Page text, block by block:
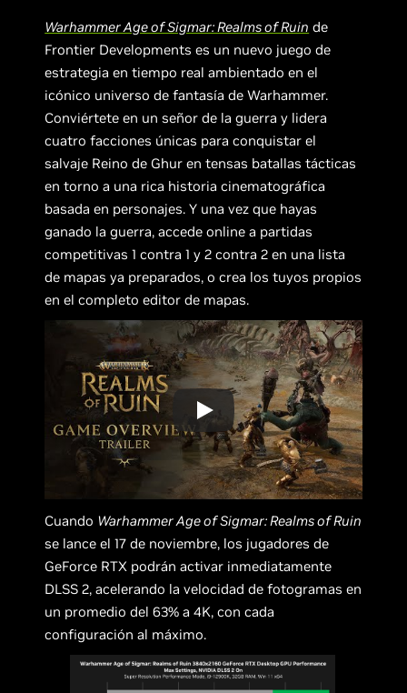
Warhammer Age of Sigmar: Realms of Ruin de
Frontier Developments es un nuevo juego de
estrategia en tiempo real ambientado en el
icónico universo de fantasía de Warhammer.
Conviértete en un señor de la guerra y lidera
cuatro facciones únicas para conquistar el
salvaje Reino de Ghur en tensas batallas tácticas
en torno a una rica historia cinematográfica
basada en personajes. Y una vez que hayas
ganado la guerra, accede online a partidas
competitivas 1 contra 1 y 2 contra 2 en una lista
de mapas ya preparados, o crea los tuyos propios
en el completo editor de mapas.
Cuando Warhammer Age of Sigmar: Realms of Ruin
se lance el 17 de noviembre, los jugadores de
GeForce RTX podrán activar inmediatamente
DLSS 2, acelerando la velocidad de fotogramas en
un promedio del 63% a 4K, con cada
configuración al máximo.